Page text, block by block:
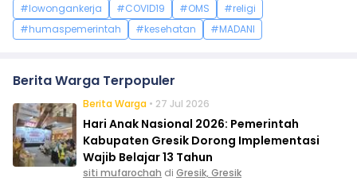
#lowongankerja #COVID19 #OMS
#religi
#humaspemerintah
#kesehatan #MADANI
Berita Warga Terpopuler
Berita Warga • 27 Jul 2026
Hari Anak Nasional 2026: Pemerintah
Kabupaten Gresik Dorong Implementasi
Wajib Belajar 13 Tahun
siti mufarochah di Gresik, Gresik